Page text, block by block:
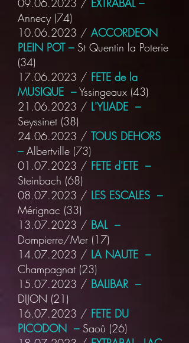
09.06.2023 / EXTRABAL –
Annecy (74)
10.06.2023 / ACCORDEON
PLEIN POT –St Quentin la Poterie
(34)
17.06.2023 / FETE de la
MUSIQUE –Yssingeaux (43)
21.06.2023 / L'YLIADE –
Seyssinet (38)
24.06.2023 / TOUS DEHORS
–Albertville (73)
01.07.2023 / FETE d'ETE –
Steinbach (68)
08.07.2023 / LES ESCALES –
Mérignac (33)
13.07.2023 / BAL –
Dompierre/Mer (17)
14.07.2023 / LA NAUTE –
Champagnat (23)
15.07.2023 / BALIBAR –
DIJON (21)
16.07.2023 / FETE DU
PICODON –Saoû (26)